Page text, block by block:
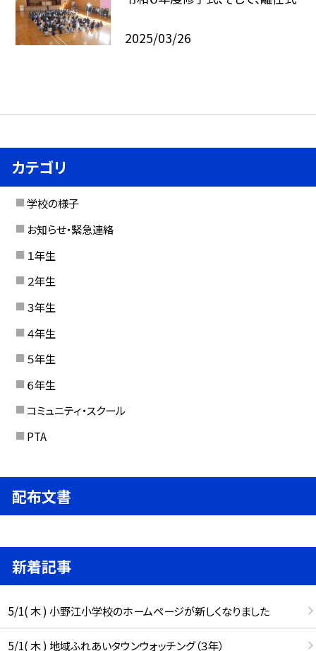
2025/03/26
カテゴリ
学校の様子
お知らせ・緊急連絡
１年生
２年生
３年生
４年生
５年生
６年生
コミュニティ・スクール
PTA
配布文書
新着記事
5/1( 木 ) 小野江小学校のホームページが新しくなりました
5/1( 木 ) 地域ふれあいタウンウォッチング（３年）